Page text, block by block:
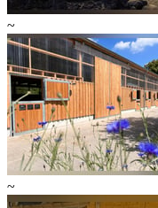
~
~